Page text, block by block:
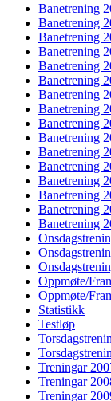
Banetrening
Banetrening
Banetrening
Banetrening
Banetrening
Banetrening
Banetrening
Banetrening
Banetrening
Banetrening
Banetrening
Banetrening
Banetrening
Banetrening
Banetrening
Banetrening
Oppmøte/
Oppmøte/
Statistikk
Testløp
Treningar
Treningar
Treningar